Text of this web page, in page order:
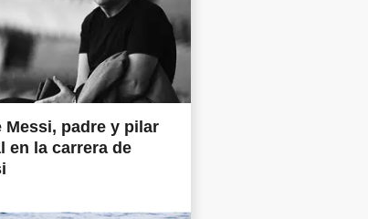
Messi, padre y pilar
en la carrera de